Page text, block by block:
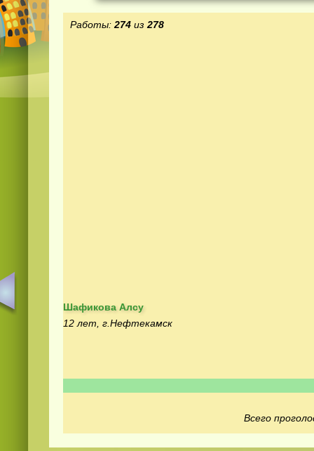
Работы: 274 из 278
Шафикова Алсу
12 лет, г.Нефтекамск
Всего